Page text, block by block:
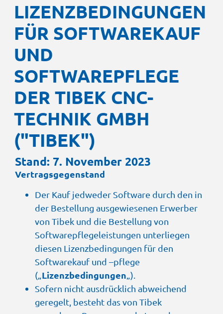
LIZENZBEDINGUNGEN
FÜR SOFTWAREKAUF
UND
SOFTWAREPFLEGE
DER TIBEK CNC-
TECHNIK GMBH
("TIBEK")
Stand: 7. November 2023
Vertragsgegenstand
Der Kauf jedweder Software durch den in
der Bestellung ausgewiesenen Erwerber
von Tibek und die Bestellung von
Softwarepflegeleistungen unterliegen
diesen Lizenzbedingungen für den
Softwarekauf und –pflege
(„Lizenzbedingungen„).
Sofern nicht ausdrücklich abweichend
geregelt, besteht das von Tibek